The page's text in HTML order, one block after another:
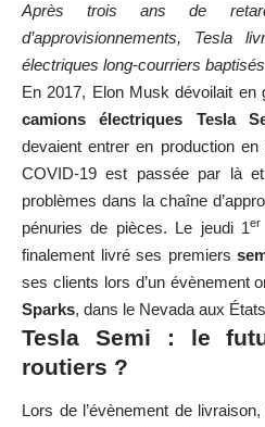
Après trois ans de
d’approvisionnements, Tesla
électriques long-courriers
En 2017, Elon Musk dévoilait en
camions électriques Tesla
devaient entrer en production
COVID-19 est passée par là
problèmes dans la chaîne
pénuries de pièces. Le jeudi 1er
finalement livré ses premiers
ses clients lors d’un évènement
Sparks, dans le Nevada aux
Tesla Semi : le
routiers ?
Lors de l’évènement de